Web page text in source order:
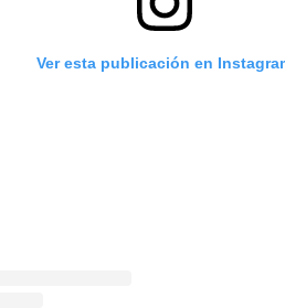
Ver esta publicación en